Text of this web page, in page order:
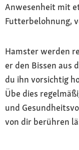
Anwesenheit mit
Futterbelohnung,
Hamster werden
er den Bissen aus
du ihn vorsichtig
Übe dies
und
von dir berühren